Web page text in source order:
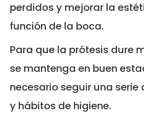
perdidos y mejorar la
función de la boca.
Para que la prótesis dure
se mantenga en buen
necesario seguir una
y hábitos de higiene.